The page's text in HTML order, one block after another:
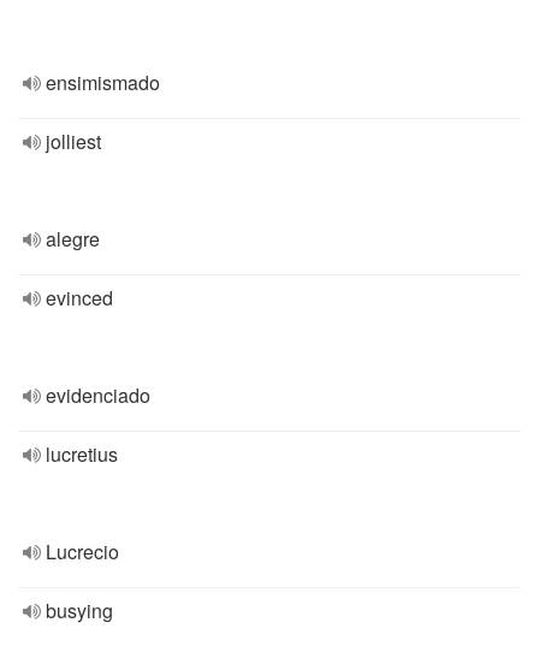
ensimismado
jolliest
alegre
evinced
evidenciado
lucretius
Lucrecio
busying